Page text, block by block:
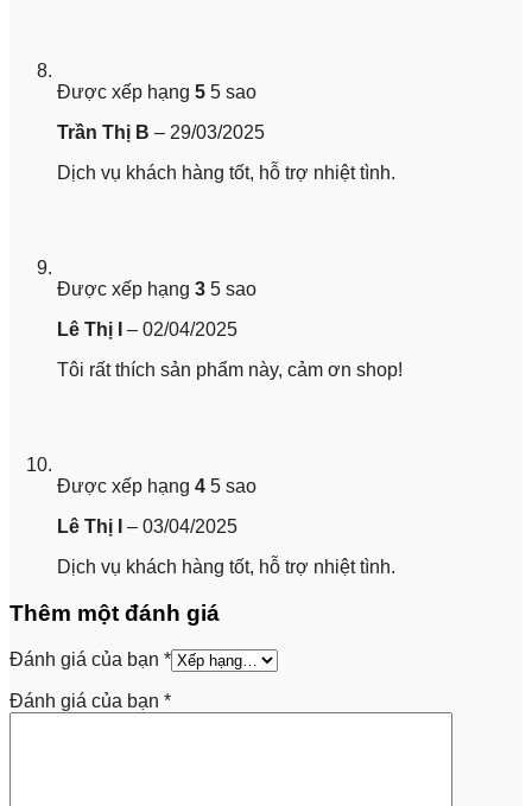
Được xếp hạng 5 5 sao
Trần Thị B – 29/03/2025
Dịch vụ khách hàng tốt, hỗ trợ nhiệt tình.
Được xếp hạng 3 5 sao
Lê Thị I – 02/04/2025
Tôi rất thích sản phẩm này, cảm ơn shop!
Được xếp hạng 4 5 sao
Lê Thị I – 03/04/2025
Dịch vụ khách hàng tốt, hỗ trợ nhiệt tình.
Thêm một đánh giá
Đánh giá của bạn *
Đánh giá của bạn *